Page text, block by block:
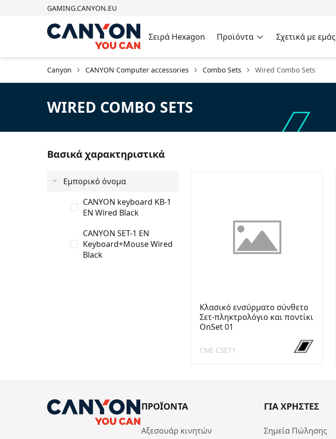
GAMING.CANYON.EU
Σειρά Hexagon Προϊόντα Σχετικά με εμάς
Canyon CANYON Computer accessories Combo Sets Wired Combo Sets
WIRED COMBO SETS
Βασικά χαρακτηριστικά
Εμπορικό όνομα
CANYON keyboard KB-1
EN Wired Black
CANYON SET-1 EN
Keyboard+Mouse Wired
Black
Κλασικό ενσύρματο σύνθετο
Σετ-πληκτρολόγιο και ποντίκι
OnSet 01
CNE-CSET1
ΠΡΟΪΟΝΤΑ
Αξεσουάρ κινητών
ΓΙΑ ΧΡΗΣΤΕΣ
Σημεία Πώλησης